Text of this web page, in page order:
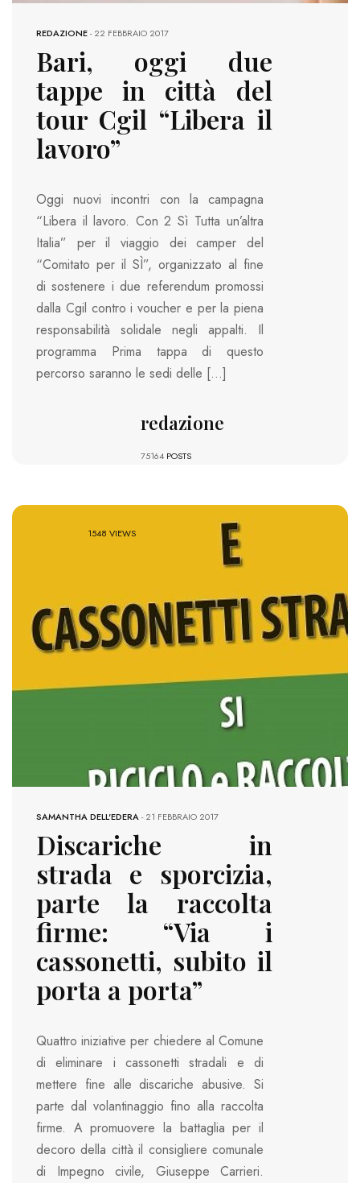
REDAZIONE-22 FEBBRAIO 2017
Bari, oggi due
tappe in città del
tour Cgil “Libera il
lavoro”
Oggi nuovi incontri con la campagna
“Libera il lavoro. Con 2 Sì Tutta un’altra
Italia” per il viaggio dei camper del
“Comitato per il SÌ”, organizzato al fine
di sostenere i due referendum promossi
dalla Cgil contro i voucher e per la piena
responsabilità solidale negli appalti. Il
programma Prima tappa di questo
percorso saranno le sedi delle […]
redazione
75164 POSTS
1548 VIEWS
SAMANTHA DELL'EDERA-21 FEBBRAIO 2017
Discariche in
strada e sporcizia,
parte la raccolta
firme: “Via i
cassonetti, subito il
porta a porta”
Quattro iniziative per chiedere al Comune
di eliminare i cassonetti stradali e di
mettere fine alle discariche abusive. Si
parte dal volantinaggio fino alla raccolta
firme. A promuovere la battaglia per il
decoro della città il consigliere comunale
di Impegno civile, Giuseppe Carrieri.